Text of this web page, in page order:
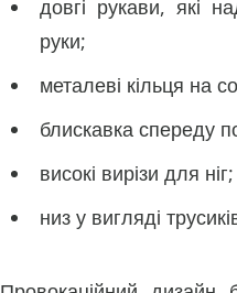
довгі рукави, які
руки;
металеві кільця на
блискавка спереду
високі вирізи для ніг;
низ у вигляді